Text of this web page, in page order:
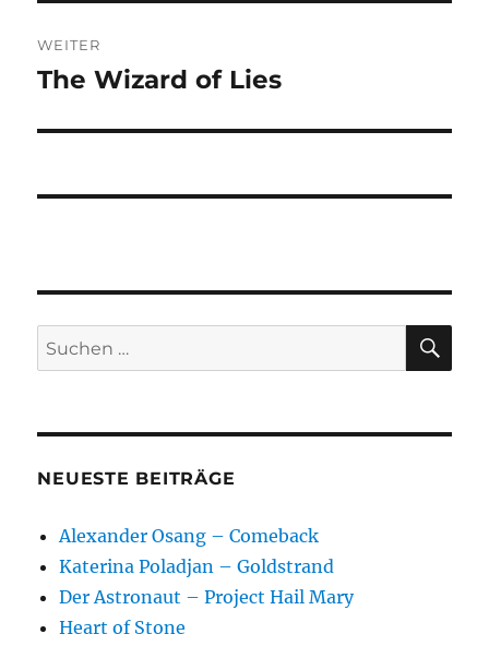
WEITER
Nächster
The Wizard of Lies
Suchen
nach:
NEUESTE BEITRÄGE
Alexander Osang – Comeback
Katerina Poladjan – Goldstrand
Der Astronaut – Project Hail Mary
Heart of Stone